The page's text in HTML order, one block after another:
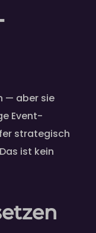
— aber sie
Event-
strategisch
ist kein